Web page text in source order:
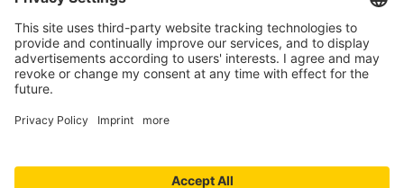
Barrierefreiheit
Wir bemühen uns, unsere Website barrierefrei zu gestalten.
Einige Inhalte und Funktionen sind derzeit jedoch noch nicht
vollständig zugänglich. Wenn Sie auf Barrieren stoßen oder Hilfe
benötigen, kontaktieren Sie uns bitte unter service[at]knutzen.de.
Vertrag widerrufen
© 2026 TEBOLO